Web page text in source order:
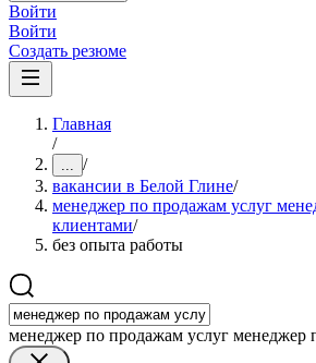
Войти
Войти
Создать резюме
Главная
/
... /
вакансии в Белой Глине/
менеджер по продажам услуг
клиентами/
без опыта работы
менеджер по продажам услуг менеджер